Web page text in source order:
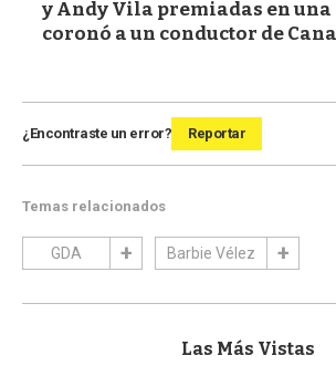
y Andy Vila premiadas en una
coronó a un conductor de
¿Encontraste un error? Reportar
Temas relacionados
GDA Barbie Vélez
Las Más Vistas